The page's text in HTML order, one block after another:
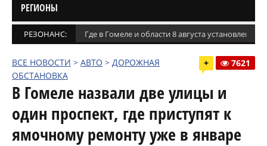
РЕГИОНЫ
РЕЗОНАНС: Где в Гомеле и области 8 августа установлены
ВСЕ НОВОСТИ > АВТО > ДОРОЖНАЯ
ОБСТАНОВКА
+ 7621
В Гомеле назвали две улицы и
один проспект, где приступят к
ямочному ремонту уже в январе